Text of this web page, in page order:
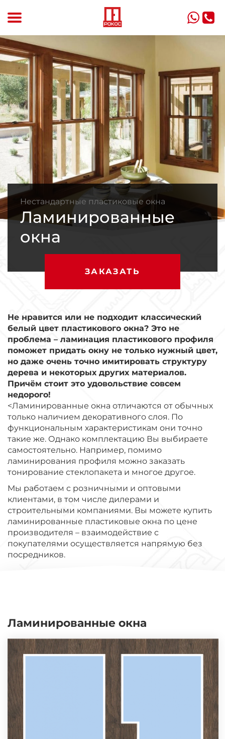
m a
Нестандартные пластиковые окна
Ламинированные
окна
ЗАКАЗАТЬ
Не нравится или не подходит классический
белый цвет пластикового окна? Это не
проблема – ламинация пластикового профиля
поможет придать окну не только нужный цвет,
но даже очень точно имитировать структуру
дерева и некоторых других материалов.
Причём стоит это удовольствие совсем
недорого!
<Ламинированные окна отличаются от обычных
только наличием декоративного слоя. По
функциональным характеристикам они точно
такие же. Однако комплектацию Вы выбираете
самостоятельно. Например, помимо
ламинирования профиля можно заказать
тонирование стеклопакета и многое другое.
Мы работаем с розничными и оптовыми
клиентами, в том числе дилерами и
строительными компаниями. Вы можете купить
ламинированные пластиковые окна по цене
производителя – взаимодействие с
покупателями осуществляется напрямую без
посредников.
Ламинированные окна